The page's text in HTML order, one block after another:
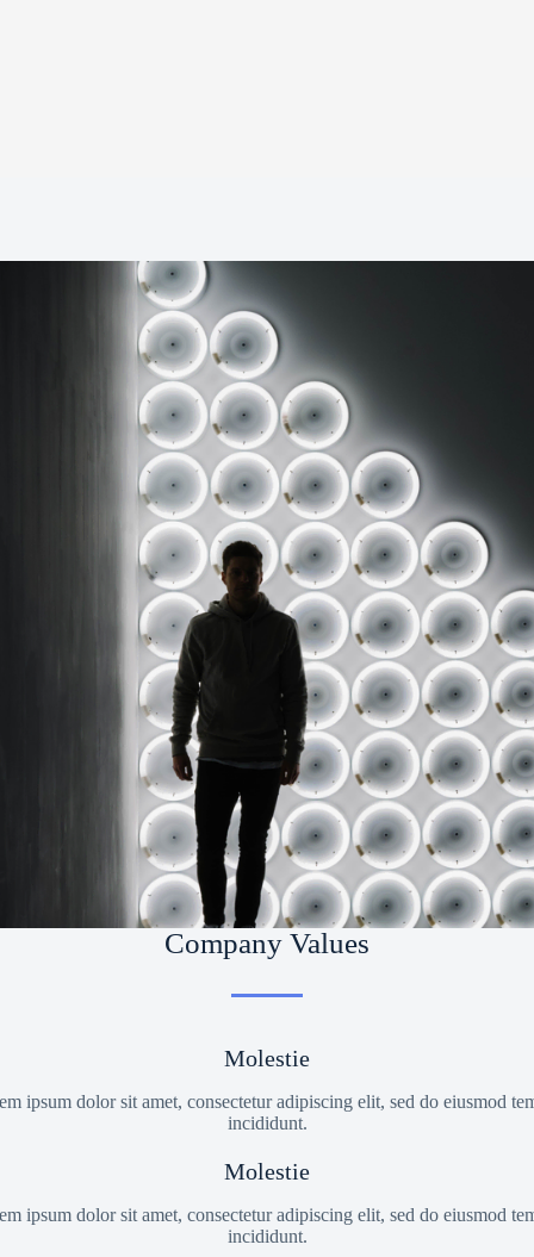
Company Values
Molestie
ipsum dolor sit amet, consectetur adipiscing elit, sed do eiusmod
incididunt.
Molestie
ipsum dolor sit amet, consectetur adipiscing elit, sed do eiusmod
incididunt.